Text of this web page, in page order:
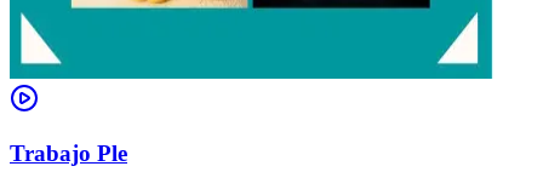
Trabajo Ple